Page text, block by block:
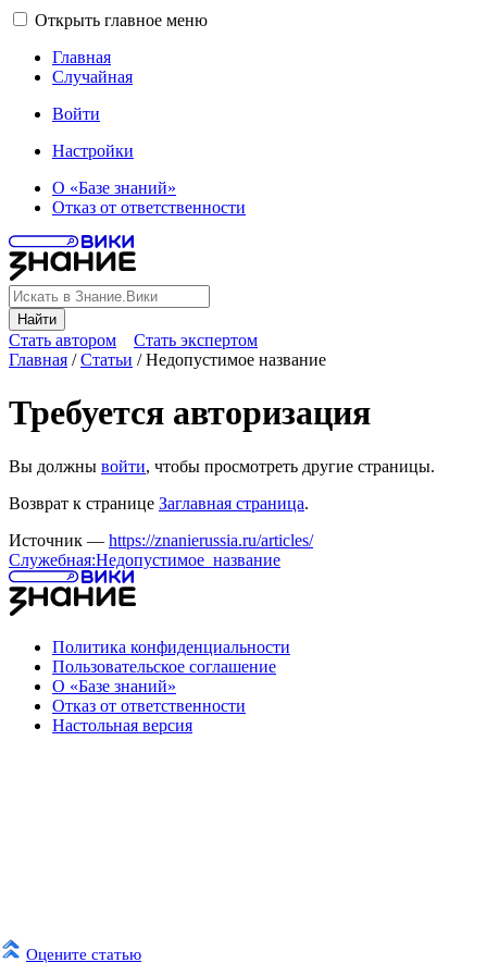
Открыть главное меню
Главная
Случайная
Войти
Настройки
О «Базе знаний»
Отказ от ответственности
Найти
Стать автором Стать экспертом
Оцените статью
Главная /Статьи /Недопустимое название
Требуется авторизация
Вы должны войти, чтобы просмотреть другие страницы.
Возврат к странице Заглавная страница.
Источник — https://znanierussia.ru/articles/
Служебная:Недопустимое_название
Политика конфиденциальности
Пользовательское соглашение
О «Базе знаний»
Отказ от ответственности
Настольная версия